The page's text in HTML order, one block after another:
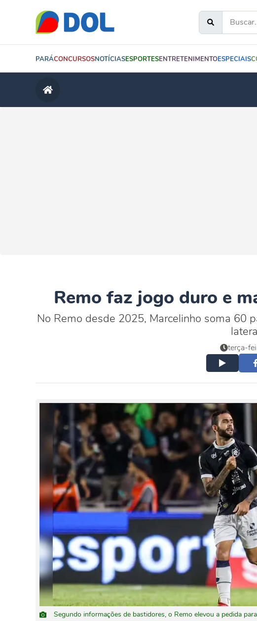
PARÁCONCURSOSNOTÍCIASESPORTESENTRETENIMENTOESPECIAIS
Remo faz jogo duro e
No Remo desde 2025, Marcelinho soma 60
terça-
Segundo informações de bastidores, o Remo elevou a pedida